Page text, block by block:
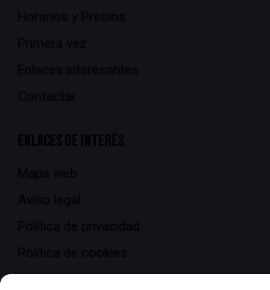
Horarios y Precios
Primera vez
Enlaces interesantes
Contactar
ENLACES DE INTERÉS
Mapa web
Aviso legal
Política de privacidad
Política de cookies